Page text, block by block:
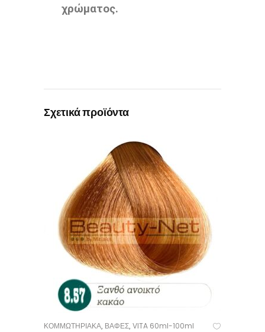
χρώματος.
Σχετικά προϊόντα
ΠΡΟΣΘΉΚΗ ΣΤΟ ΚΑΛΆΘΙ
ΚΟΜΜΩΤΗΡΙΑΚΑ, ΒΑΦΕΣ, VITA 60ml-100ml